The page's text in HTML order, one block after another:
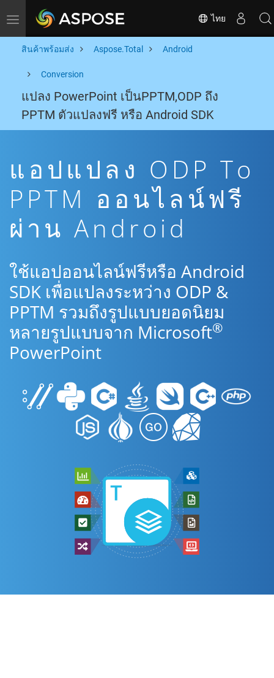
Toggle navigation ไทย
สินค้าพร้อมส่ง Aspose.Total Android
Conversion
แปลง PowerPoint เป็นPPTM,ODP ถึง
PPTM ตัวแปลงฟรี หรือ Android SDK
แอปแปลง ODP To
PPTM ออนไลน์ฟรี
ผ่าน Android
ใช้แอปออนไลน์ฟรีหรือ Android
SDK เพื่อแปลงระหว่าง ODP &
PPTM รวมถึงรูปแบบยอดนิยม
หลายรูปแบบจาก Microsoft®
PowerPoint